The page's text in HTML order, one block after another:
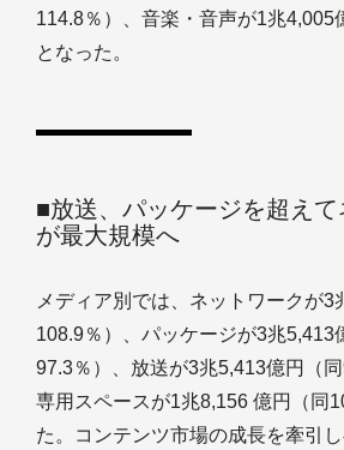
114.8％）、音楽・音声が1兆4,005
となった。
■放送、パッケージを超えて
が最大規模へ
メディア別では、ネットワークが3
108.9％）、パッケージが3兆5,413
97.3％）、放送が3兆5,413億円（
専用スペースが1兆8,156 億円（同
た。コンテンツ市場の成長を牽引